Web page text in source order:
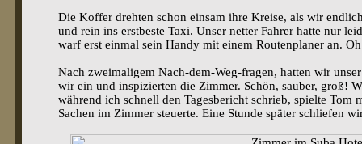
Die Koffer drehten schon einsam ihre Kreise, als wir
und rein ins erstbeste Taxi. Unser netter Fahrer hatte nur
warf erst einmal sein Handy mit einem Routenplaner an.
Nach zweimaligem Nach-dem-Weg-fragen, hatten wir
wir ein und inspizierten die Zimmer. Schön, sauber, groß!
während ich schnell den Tagesbericht schrieb, spielte Tom
Sachen im Zimmer steuerte. Eine Stunde später schliefen